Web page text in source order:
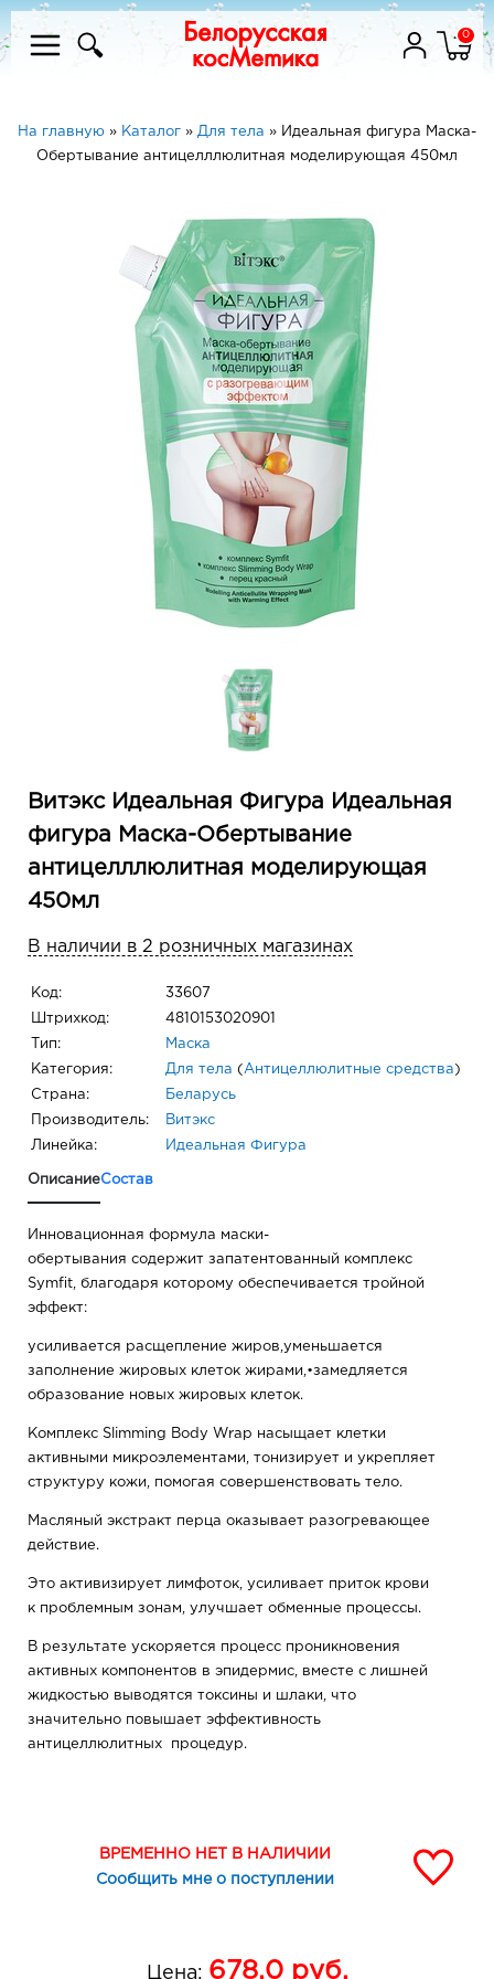
0
На главную » Каталог » Для тела » Идеальная фигура Маска-
Обертывание антицелллюлитная моделирующая 450мл
Витэкс Идеальная Фигура Идеальная
фигура Маска-Обертывание
антицелллюлитная моделирующая
450мл
В наличии в 2 розничных магазинах
Код: 33607
Штрихкод: 4810153020901
Тип: Маска
Категория: Для тела ( Антицеллюлитные средства )
Страна: Беларусь
Производитель: Витэкс
Линейка: Идеальная Фигура
ОписаниеСостав
Инновационная формула маски-
обертывания содержит запатентованный комплекс
Symfit, благодаря которому обеспечивается тройной
эффект:
усиливается расщепление жиров,уменьшается
заполнение жировых клеток жирами,•замедляется
образование новых жировых клеток.
Комплекс Slimming Body Wrap насыщает клетки
активными микроэлементами, тонизирует и укрепляет
структуру кожи, помогая совершенствовать тело.
Масляный экстракт перца оказывает разогревающее
действие.
Это активизирует лимфоток, усиливает приток крови
к проблемным зонам, улучшает обменные процессы.
В результате ускоряется процесс проникновения
активных компонентов в эпидермис, вместе с лишней
жидкостью выводятся токсины и шлаки, что
значительно повышает эффективность
антицеллюлитных процедур.
, смойте прохладной водой.
Используйте маску-обертывание 2-3 раза в неделю
ВРЕМЕННО НЕТ В НАЛИЧИИ
Сообщить мне о поступлении
Цена: 678.0руб.